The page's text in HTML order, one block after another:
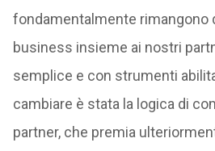
fondamentalmente rimangono
business insieme ai nostri
semplice e con strumenti
cambiare è stata la logica di
partner, che premia